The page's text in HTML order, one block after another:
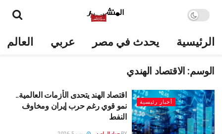
الرئيسية يحدث في مصر عربي العالم
الوسم: الاقتصاد الهندي
أخبار رئيسية
اقتصاد الهند يتحدى الأزمات العالمية..
نمو قوي رغم حرب إيران ومخاوف
النفط